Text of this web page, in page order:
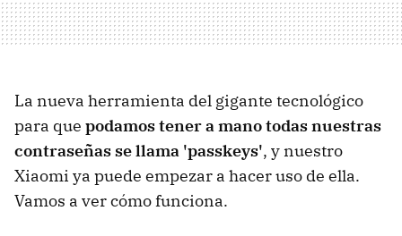
La nueva herramienta del gigante tecnológico
para que podamos tener a mano todas nuestras
contraseñas se llama 'passkeys', y nuestro
Xiaomi ya puede empezar a hacer uso de ella.
Vamos a ver cómo funciona.